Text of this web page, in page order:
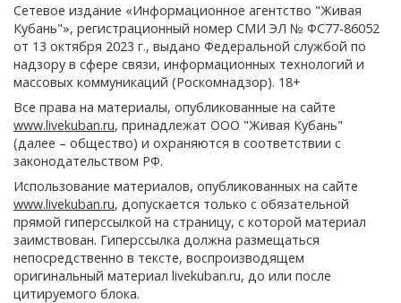
Сетевое издание «Информационное агентство "Живая
Кубань"», регистрационный номер СМИ ЭЛ № ФС77-86052
от 13 октября 2023 г., выдано Федеральной службой по
надзору в сфере связи, информационных технологий и
массовых коммуникаций (Роскомнадзор). 18+
Все права на материалы, опубликованные на сайте
www.livekuban.ru, принадлежат ООО "Живая Кубань"
(далее – общество) и охраняются в соответствии с
законодательством РФ.
Использование материалов, опубликованных на сайте
www.livekuban.ru, допускается только с обязательной
прямой гиперссылкой на страницу, с которой материал
заимствован. Гиперссылка должна размещаться
непосредственно в тексте, воспроизводящем
оригинальный материал livekuban.ru, до или после
цитируемого блока.